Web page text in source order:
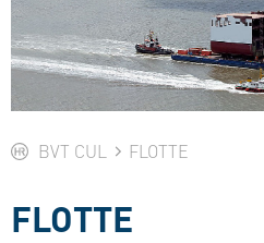
BVT CUL FLOTTE
FLOTTE